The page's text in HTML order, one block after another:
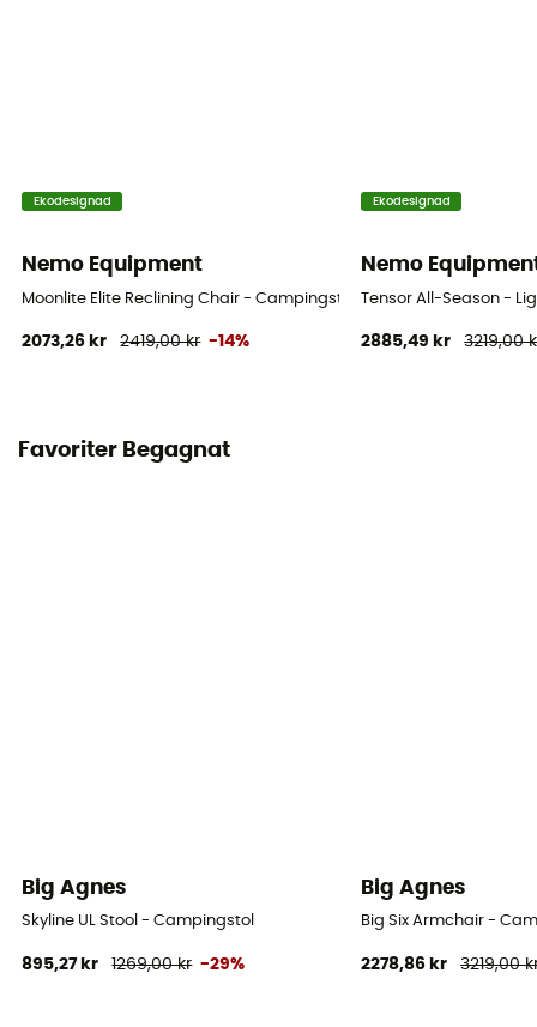
Ekodesignad
Nemo Equipment
Moonlite Elite Reclining Chair - Campingstol
2073,26 kr 2419,00 kr -14%
Ekodesignad
Nemo
Tensor All-Season -
2885,49 kr 3219,00
Favoriter Begagnat
Big Agnes
Skyline UL Stool - Campingstol
895,27 kr 1269,00 kr -29%
Big Agnes
Big Six Armchair -
2278,86 kr 3219,00